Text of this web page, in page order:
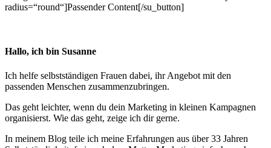
radius=“round“]Passender Content[/su_button]
Hallo, ich bin Susanne
Ich helfe selbstständigen Frauen dabei, ihr Angebot mit den
passenden Menschen zusammen­zu­bringen.
Das geht leichter, wenn du dein Marketing in kleinen Kampagnen
organisierst. Wie das geht, zeige ich dir gerne.
In meinem Blog teile ich meine Erfahrungen aus über 33 Jahren